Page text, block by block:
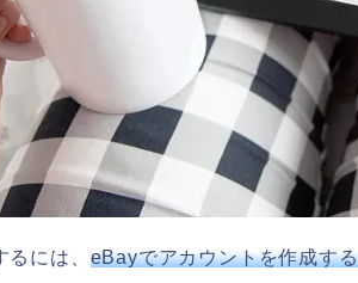
には、 eBayでアカウントを作成す